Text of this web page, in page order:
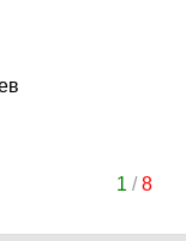
1 /8